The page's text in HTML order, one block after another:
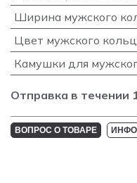
Ширина мужского
Цвет мужского
Камушки для
Отправка в течении
ВОПРОС О ТОВАРЕ